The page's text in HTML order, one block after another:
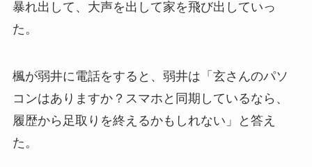
暴れ出して、大声を出して家を飛び出していっ
た。
楓が弱井に電話をすると、弱井は「玄さんのパソ
コンはありますか？スマホと同期しているなら、
履歴から足取りを終えるかもしれない」と答え
た。